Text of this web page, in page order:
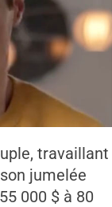
travaillant
jumelée
000 $ à 80